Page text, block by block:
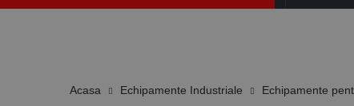
Acasa Echipamente Industriale Echipamente